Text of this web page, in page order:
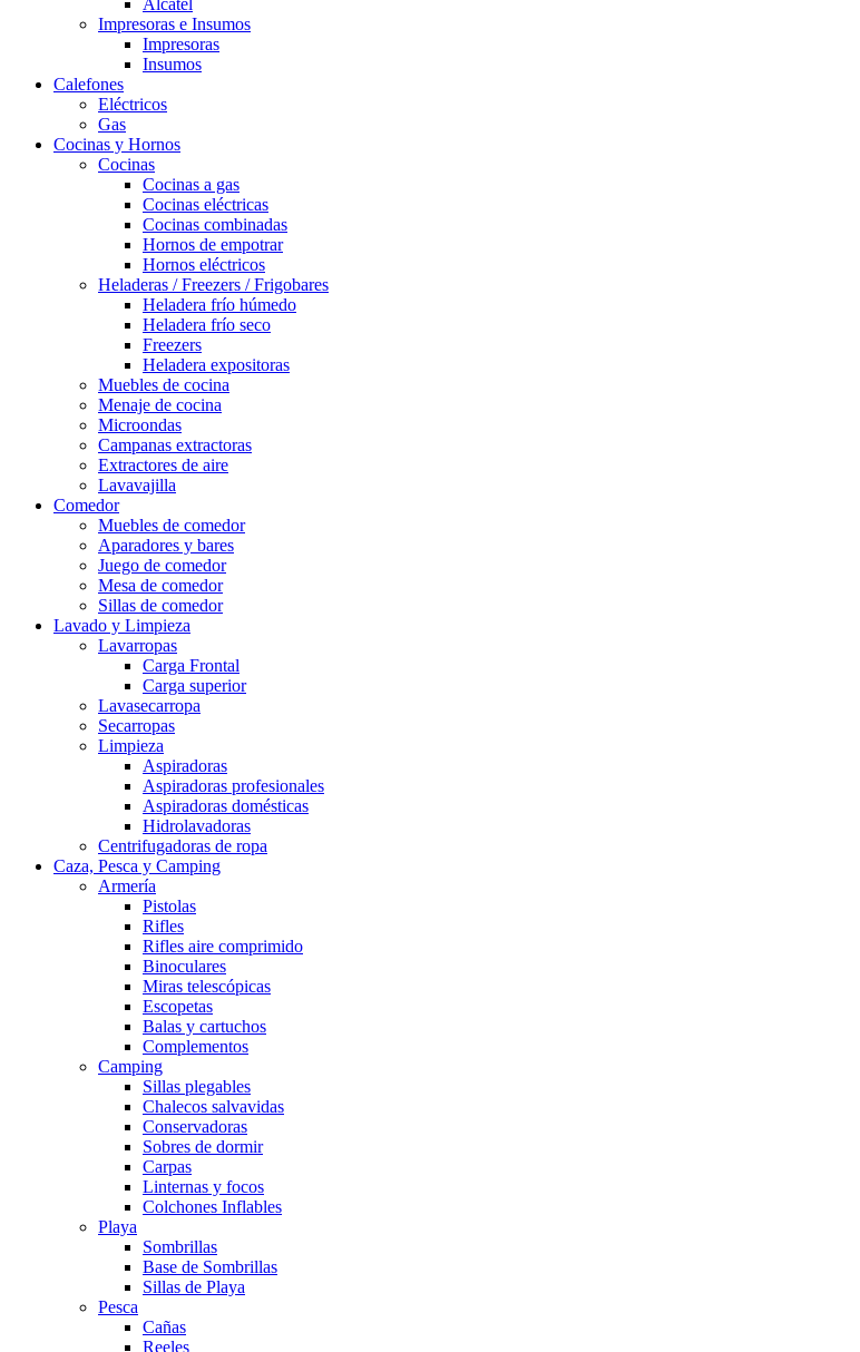
Alcatel
Impresoras e Insumos
Impresoras
Insumos
Calefones
Eléctricos
Gas
Cocinas y Hornos
Cocinas
Cocinas a gas
Cocinas eléctricas
Cocinas combinadas
Hornos de empotrar
Hornos eléctricos
Heladeras / Freezers / Frigobares
Heladera frío húmedo
Heladera frío seco
Freezers
Heladera expositoras
Muebles de cocina
Menaje de cocina
Microondas
Campanas extractoras
Extractores de aire
Lavavajilla
Comedor
Muebles de comedor
Aparadores y bares
Juego de comedor
Mesa de comedor
Sillas de comedor
Lavado y Limpieza
Lavarropas
Carga Frontal
Carga superior
Lavasecarropa
Secarropas
Limpieza
Aspiradoras
Aspiradoras profesionales
Aspiradoras domésticas
Hidrolavadoras
Centrifugadoras de ropa
Caza, Pesca y Camping
Armería
Pistolas
Rifles
Rifles aire comprimido
Binoculares
Miras telescópicas
Escopetas
Balas y cartuchos
Complementos
Camping
Sillas plegables
Chalecos salvavidas
Conservadoras
Sobres de dormir
Carpas
Linternas y focos
Colchones Inflables
Playa
Sombrillas
Base de Sombrillas
Sillas de Playa
Pesca
Cañas
Reeles